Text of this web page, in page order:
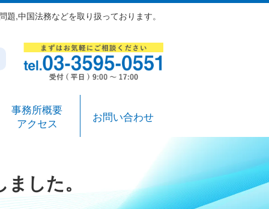
,中国法務などを取り扱っております。
事務所概要
アクセス
お問い合わせ
した。